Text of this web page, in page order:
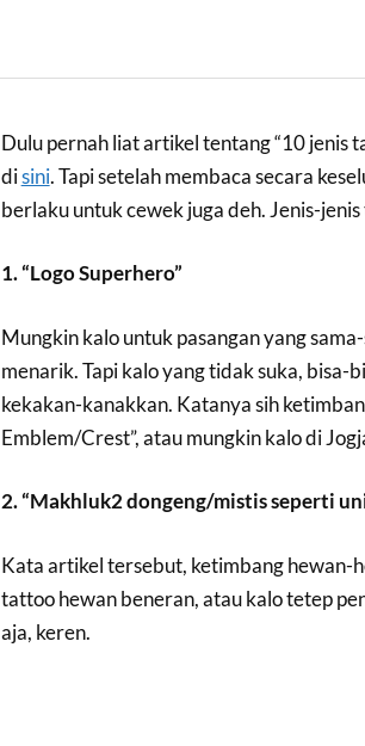
Dulu pernah liat artikel tentang “10 jenis
disini. Tapi setelah membaca secara
berlaku untuk cewek juga deh. Jenis-
1. “Logo Superhero”
Mungkin kalo untuk pasangan yang
menarik. Tapi kalo yang tidak suka, bisa-
kekakan-kanakkan. Katanya sih
Emblem/Crest”, atau mungkin kalo di
2. “Makhluk2 dongeng/mistis seperti
Kata artikel tersebut, ketimbang hewan-
tattoo hewan beneran, atau kalo tetep
aja, keren.